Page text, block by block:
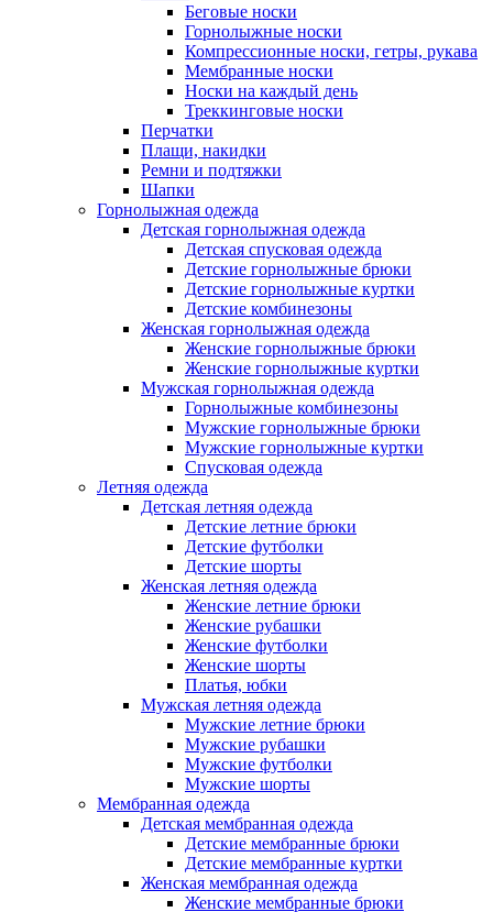
Беговые носки
Горнолыжные носки
Компрессионные носки, гетры, рукава
Мембранные носки
Носки на каждый день
Треккинговые носки
Перчатки
Плащи, накидки
Ремни и подтяжки
Шапки
Горнолыжная одежда
Детская горнолыжная одежда
Детская спусковая одежда
Детские горнолыжные брюки
Детские горнолыжные куртки
Детские комбинезоны
Женская горнолыжная одежда
Женские горнолыжные брюки
Женские горнолыжные куртки
Мужская горнолыжная одежда
Горнолыжные комбинезоны
Мужские горнолыжные брюки
Мужские горнолыжные куртки
Спусковая одежда
Летняя одежда
Детская летняя одежда
Детские летние брюки
Детские футболки
Детские шорты
Женская летняя одежда
Женские летние брюки
Женские рубашки
Женские футболки
Женские шорты
Платья, юбки
Мужская летняя одежда
Мужские летние брюки
Мужские рубашки
Мужские футболки
Мужские шорты
Мембранная одежда
Детская мембранная одежда
Детские мембранные брюки
Детские мембранные куртки
Женская мембранная одежда
Женские мембранные брюки